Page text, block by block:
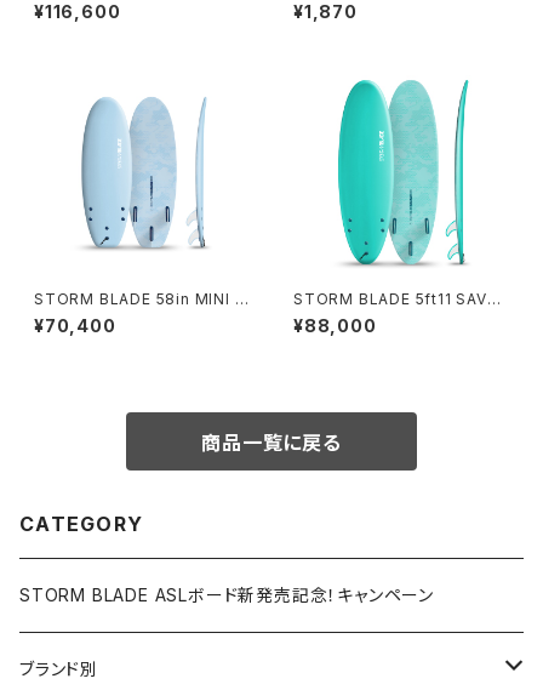
¥116,600 ¥1,870
STORM BLADE 58in MINI S
AVO - SKY BLUE
¥70,400
STORM BLADE 5ft11 SAVO
MODERN SURFBOARD - T
URQUOISE
¥88,000
商品一覧に戻る
CATEGORY
STORM BLADE ASLボード新発売記念！キャンペーン
ブランド別